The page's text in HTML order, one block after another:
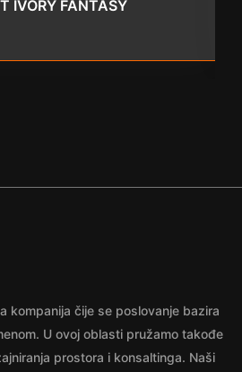
IVORY FANTASY
kompanija čije se poslovanje bazira
U ovoj oblasti pružamo takođe
prostora i konsaltinga. Naši